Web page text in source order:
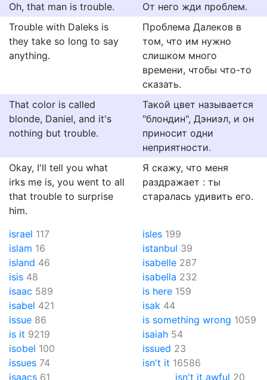
Oh, that man is trouble.
От него жди проблем.
Trouble with Daleks is
they take so long to say
anything.
Проблема Далеков в
том, что им нужно
слишком много
времени, чтобы что-то
сказать.
That color is called
blonde, Daniel, and it's
nothing but trouble.
Такой цвет называется
"блондин", Дэниэл, и он
приносит одни
неприятности.
Okay, I'll tell you what
irks me is, you went to all
that trouble to surprise
him.
Я скажу, что меня
раздражает : ты
старалась удивить его.
israel 117
islam 16
island 46
isis 48
isaac 589
isabel 421
issue 86
is it 9219
isobel 100
issues 74
isles 199
istanbul 39
isabelle 287
isabella 232
is here 159
isak 44
is something wrong 1059
isaiah 54
issued 23
isn't it 16586
isaacs 61 isn't it awful 20